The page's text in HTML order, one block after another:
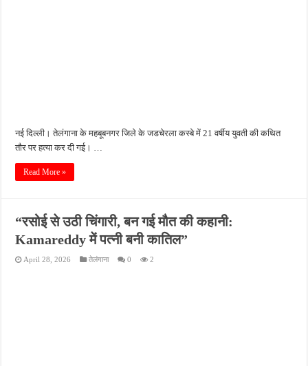
नई दिल्ली। तेलंगाना के महबूबनगर जिले के जडचेरला कस्बे में 21 वर्षीय युवती की कथित
तौर पर हत्या कर दी गई। …
Read More »
“रसोई से उठी चिंगारी, बन गई मौत की कहानी:
Kamareddy में पत्नी बनी कातिल”
April 28, 2026 तेलंगाना 0 2